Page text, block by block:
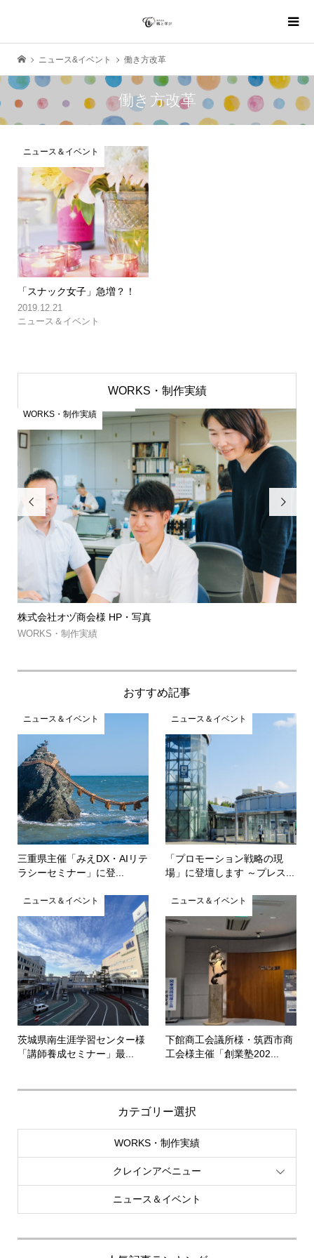
ニュース&イベント 働き方改革
働き方改革
ニュース＆イベント
「スナック女子」急増？！
2019.12.21
ニュース＆イベント
WORKS・制作実績

株式会社オヅ商会様 HP・写真
WORKS・制作実績
WORKS・制作実績

おすすめ記事
ニュース＆イベント
三重県主催「みえDX・AIリテ
ラシーセミナー」に登...
ニュース＆イベント
「プロモーション戦略の現
場」に登壇します ～プレス...
ニュース＆イベント
茨城県南生涯学習センター様
「講師養成セミナー」最...
ニュース＆イベント
下館商工会議所様・筑西市商
工会様主催「創業塾202...
カテゴリー選択
WORKS・制作実績
クレインアベニュー
ニュース＆イベント